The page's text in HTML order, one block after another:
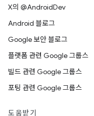
X의 @AndroidDev
Android 블로그
Google 보안 블로그
플랫폼 관련 Google 그룹스
빌드 관련 Google 그룹스
포팅 관련 Google 그룹스
도움받기